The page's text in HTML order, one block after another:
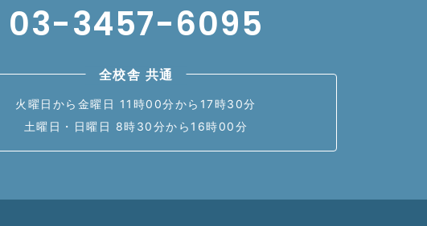
03-3457-6095
全校舎 共通
火曜日から金曜日 11時00分から17時30分
土曜日・日曜日 8時30分から16時00分